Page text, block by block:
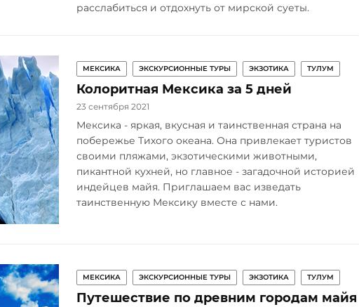
расслабиться и отдохнуть от мирской суеты.
МЕКСИКА ЭКСКУРСИОННЫЕ ТУРЫ ЭКЗОТИКА ТУЛУМ
Колоритная Мексика за 5 дней
23 сентября 2021
Мексика - яркая, вкусная и таинственная страна на
побережье Тихого океана. Она привлекает туристов
своими пляжами, экзотическими животными,
пикантной кухней, но главное - загадочной историей
индейцев майя. Приглашаем вас изведать
таинственную Мексику вместе с нами.
МЕКСИКА ЭКСКУРСИОННЫЕ ТУРЫ ЭКЗОТИКА ТУЛУМ
Путешествие по древним городам майя